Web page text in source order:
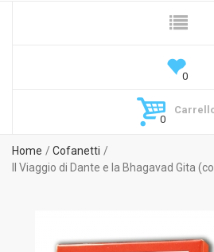
Home
Cofanetti
Il Viaggio di Dante e la Bhagavad Gita